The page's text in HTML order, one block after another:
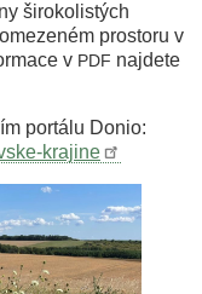
širokolistých
prostoru v
v PDF najdete
portálu Donio:
krajine